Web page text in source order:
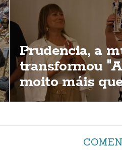
Prudencia, a
transformou
moito máis